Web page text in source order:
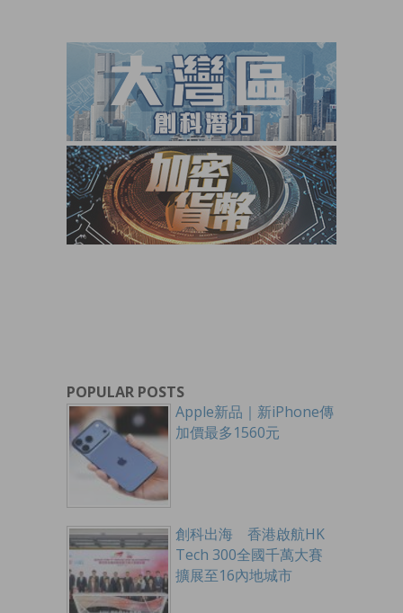
POPULAR POSTS
Apple新品｜新iPhone傳
加價最多1560元
創科出海 香港啟航HK
Tech 300全國千萬大賽
擴展至16內地城市